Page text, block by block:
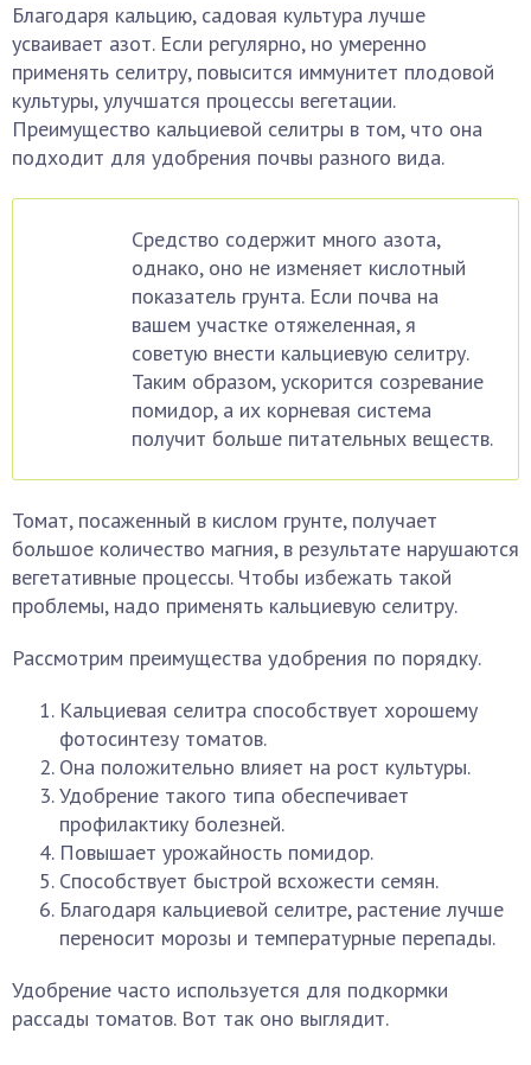
Благодаря кальцию, садовая культура лучше
усваивает азот. Если регулярно, но умеренно
применять селитру, повысится иммунитет плодовой
культуры, улучшатся процессы вегетации.
Преимущество кальциевой селитры в том, что она
подходит для удобрения почвы разного вида.
Средство содержит много азота,
однако, оно не изменяет кислотный
показатель грунта. Если почва на
вашем участке отяжеленная, я
советую внести кальциевую селитру.
Таким образом, ускорится созревание
помидор, а их корневая система
получит больше питательных веществ.
Томат, посаженный в кислом грунте, получает
большое количество магния, в результате нарушаются
вегетативные процессы. Чтобы избежать такой
проблемы, надо применять кальциевую селитру.
Рассмотрим преимущества удобрения по порядку.
Кальциевая селитра способствует хорошему
фотосинтезу томатов.
Она положительно влияет на рост культуры.
Удобрение такого типа обеспечивает
профилактику болезней.
Повышает урожайность помидор.
Способствует быстрой всхожести семян.
Благодаря кальциевой селитре, растение лучше
переносит морозы и температурные перепады.
Удобрение часто используется для подкормки
рассады томатов. Вот так оно выглядит.